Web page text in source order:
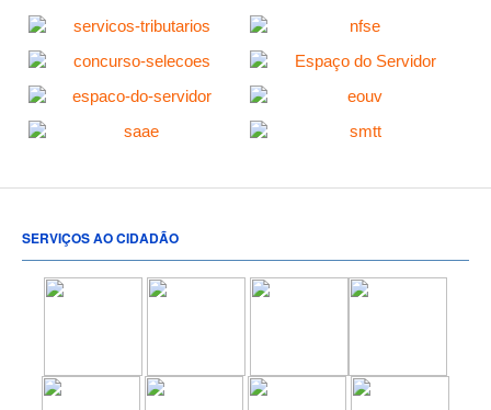
SERVIÇOS AO CIDADÃO